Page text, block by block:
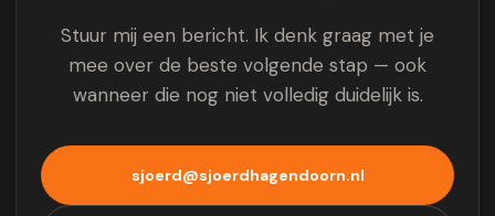
Stuur mij een bericht. Ik denk graag met je
mee over de beste volgende stap — ook
wanneer die nog niet volledig duidelijk is.
sjoerd@sjoerdhagendoorn.nl